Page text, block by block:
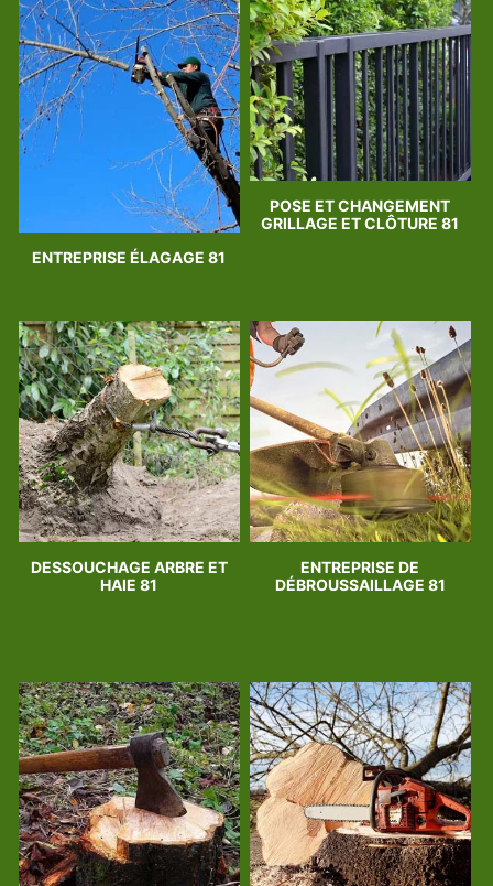
ENTREPRISE ÉLAGAGE 81
POSE ET CHANGEMENT
GRILLAGE ET CLÔTURE 81
DESSOUCHAGE ARBRE ET
HAIE 81
ENTREPRISE DE
DÉBROUSSAILLAGE 81